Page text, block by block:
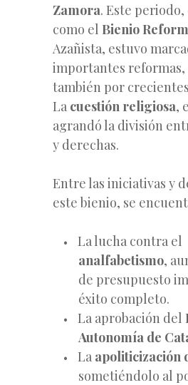
Zamora. Este
como el Bienio
Azañista, estuvo
importantes reformas,
también por
La cuestión religiosa,
agrandó la división
y derechas.
Entre las iniciativas y
este bienio, se
La lucha contra el
analfabetismo,
de presupuesto
éxito completo.
La aprobación del
Autonomía de
La apoliticización
sometiéndolo al